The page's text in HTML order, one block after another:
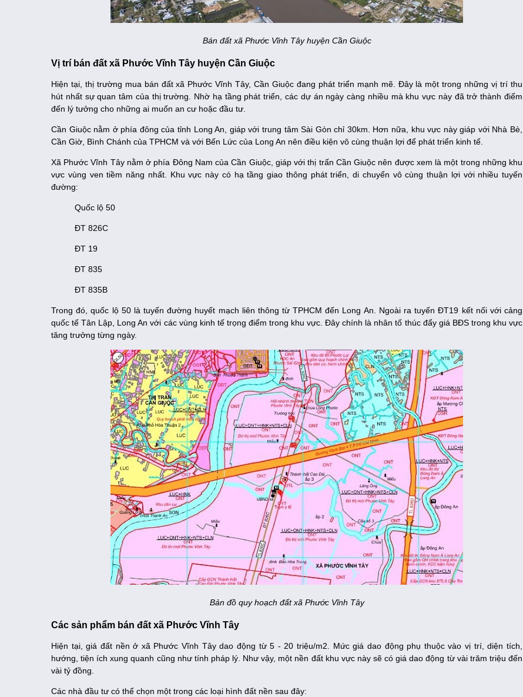
Bán đất xã Phước Vĩnh Tây huyện Cần Giuộc
Vị trí bán đất xã Phước Vĩnh Tây huyện Cần Giuộc
Hiện tại, thị trường mua bán đất xã Phước Vĩnh Tây, Cần Giuộc đang phát triển mạnh mẽ. Đây là một trong những vị trí thu
hút nhất sự quan tâm của thị trường. Nhờ hạ tầng phát triển, các dự án ngày càng nhiều mà khu vực này đã trở thành điểm
đến lý tưởng cho những ai muốn an cư hoặc đầu tư.
Cần Giuộc nằm ở phía đông của tỉnh Long An, giáp với trung tâm Sài Gòn chỉ 30km. Hơn nữa, khu vực này giáp với Nhà Bè,
Cần Giờ, Bình Chánh của TPHCM và với Bến Lức của Long An nên điều kiện vô cùng thuận lợi để phát triển kinh tế.
Xã Phước Vĩnh Tây nằm ở phía Đông Nam của Cần Giuộc, giáp với thị trấn Cần Giuộc nên được xem là một trong những khu
vực vùng ven tiềm năng nhất. Khu vực này có hạ tầng giao thông phát triển, di chuyển vô cùng thuận lợi với nhiều tuyến
đường:
Quốc lộ 50
ĐT 826C
ĐT 19
ĐT 835
ĐT 835B
Trong đó, quốc lộ 50 là tuyến đường huyết mạch liên thông từ TPHCM đến Long An. Ngoài ra tuyến ĐT19 kết nối với cảng
quốc tế Tân Lập, Long An với các vùng kinh tế trọng điểm trong khu vực. Đây chính là nhân tố thúc đẩy giá BĐS trong khu vực
tăng trưởng từng ngày.
Bản đồ quy hoạch đất xã Phước Vĩnh Tây
Các sản phẩm bán đất xã Phước Vĩnh Tây
Hiện tại, giá đất nền ở xã Phước Vĩnh Tây dao động từ 5 - 20 triệu/m2. Mức giá dao động phụ thuộc vào vị trí, diện tích,
hướng, tiện ích xung quanh cũng như tính pháp lý. Như vậy, một nền đất khu vực này sẽ có giá dao động từ vài trăm triệu đến
vài tỷ đồng.
Các nhà đầu tư có thể chọn một trong các loại hình đất nền sau đây: